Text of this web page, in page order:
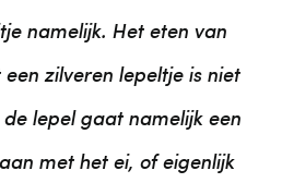
namelijk. Het eten van
zilveren lepeltje is niet
lepel gaat namelijk een
met het ei, of eigenlijk